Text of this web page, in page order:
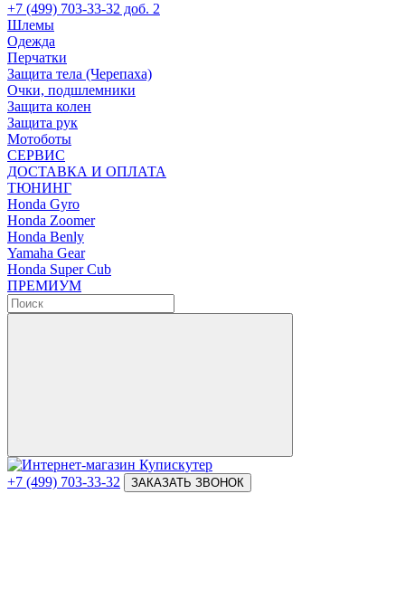
+7 (499) 703-33-32 доб. 2
Шлемы
Одежда
Перчатки
Защита тела (Черепаха)
Очки, подшлемники
Защита колен
Защита рук
Мотоботы
СЕРВИС
ДОСТАВКА И ОПЛАТА
ТЮНИНГ
Honda Gyro
Honda Zoomer
Honda Benly
Yamaha Gear
Honda Super Cub
ПРЕМИУМ
+7 (499) 703-33-32 ЗАКАЗАТЬ ЗВОНОК